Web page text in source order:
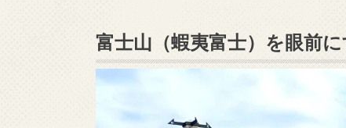
富士山（蝦夷富士）を眼前